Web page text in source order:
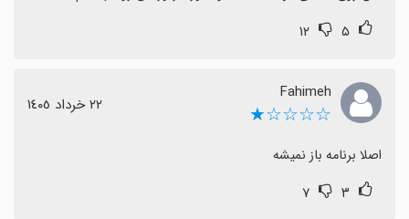
۵ ۱۲
Fahimeh
☆☆☆☆★ ٢٢ خرداد ١٤٠٥
اصلا برنامه باز نمیشه
۳ ۷